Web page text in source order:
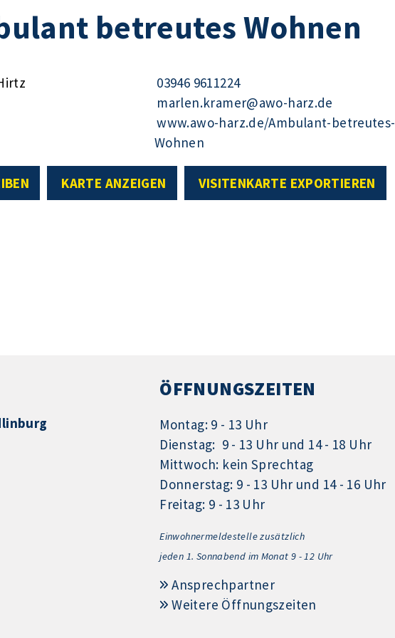
betreutes Wohnen
03946 9611224
marlen.kramer@awo-harz.de
www.awo-harz.de/Ambulant-betreutes-
Wohnen
KARTE ANZEIGEN VISITENKARTE EXPORTIEREN
ÖFFNUNGSZEITEN
Montag: 9 - 13 Uhr
Dienstag: 9 - 13 Uhr und 14 - 18 Uhr
Mittwoch: kein Sprechtag
Donnerstag: 9 - 13 Uhr und 14 - 16 Uhr
Freitag: 9 - 13 Uhr
Einwohnermeldestelle zusätzlich
jeden 1. Sonnabend im Monat 9 - 12 Uhr
Ansprechpartner
Weitere Öffnungszeiten